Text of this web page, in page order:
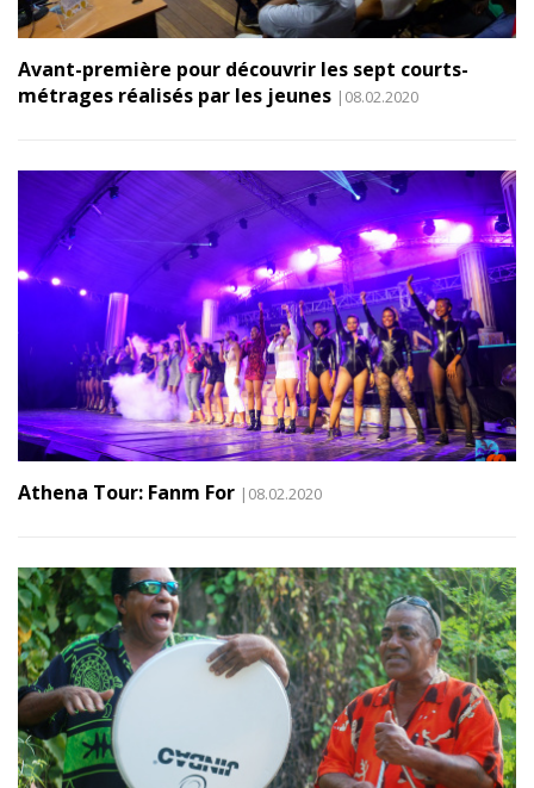
Avant-première pour découvrir les sept courts-
métrages réalisés par les jeunes |08.02.2020
Athena Tour: Fanm For |08.02.2020